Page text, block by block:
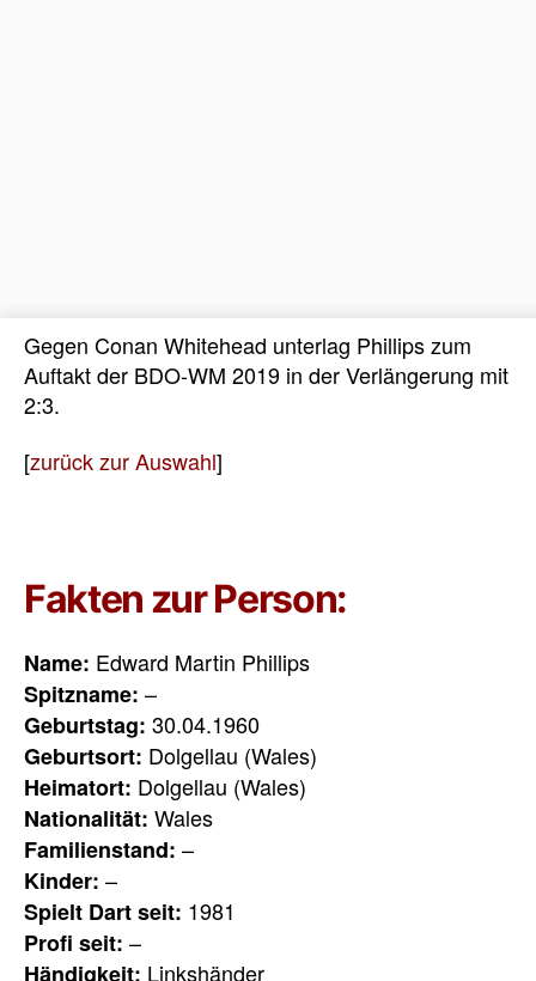
Gegen Conan Whitehead unterlag Phillips zum
Auftakt der BDO-WM 2019 in der Verlängerung mit
2:3.
[zurück zur Auswahl]
Fakten zur Person:
Name: Edward Martin Phillips
Spitzname: –
Geburtstag: 30.04.1960
Geburtsort: Dolgellau (Wales)
Heimatort: Dolgellau (Wales)
Nationalität: Wales
Familienstand: –
Kinder: –
Spielt Dart seit: 1981
Profi seit: –
Händigkeit: Linkshänder